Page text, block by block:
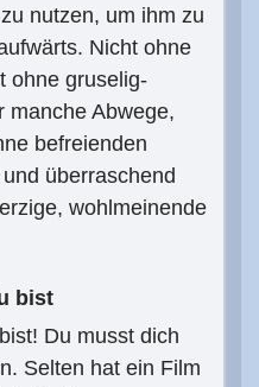
nutzen, um ihm zu
Nicht ohne
ohne gruselig-
manche Abwege,
befreienden
überraschend
wohlmeinende
bist
Du musst dich
Selten hat ein Film